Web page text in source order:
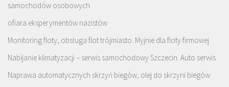
samochodów osobowych
ofiara eksperymentów nazistów
Monitoring floty, obsługa flot trójmiasto. Myjnie dla floty firmowej
Nabijanie klimatyzacji – serwis samochodowy Szczecin. Auto serwis
Naprawa automatycznych skrzyń biegów, olej do skrzyni biegów